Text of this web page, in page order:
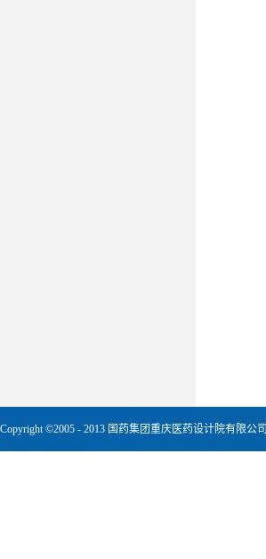
Copyright ©2005 - 2013 国药集团重庆医药设计院有限公司